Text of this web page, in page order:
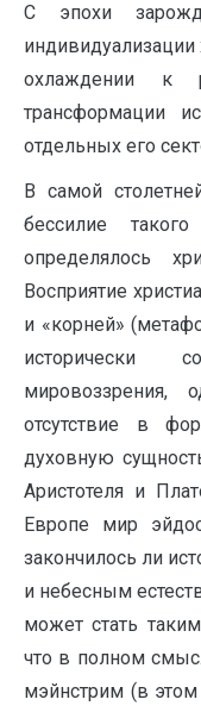
С эпохи
индивидуализации
охлаждении к
трансформации
отдельных его
В самой
бессилие
определялось
Восприятие
и «корней»
исторически
мировоззрения,
отсутствие в
духовную
Аристотеля и
Европе мир
закончилось ли
и небесным
может стать
что в полном
мэйнстрим (в